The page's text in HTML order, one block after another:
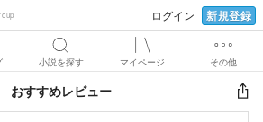
ログイン 新規登録
小説を探す マイページ その他
おすすめレビュー